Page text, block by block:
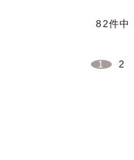
82件中
1 2